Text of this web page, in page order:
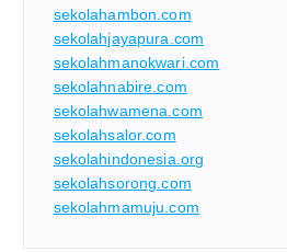
sekolahambon.com
sekolahjayapura.com
sekolahmanokwari.com
sekolahnabire.com
sekolahwamena.com
sekolahsalor.com
sekolahindonesia.org
sekolahsorong.com
sekolahmamuju.com